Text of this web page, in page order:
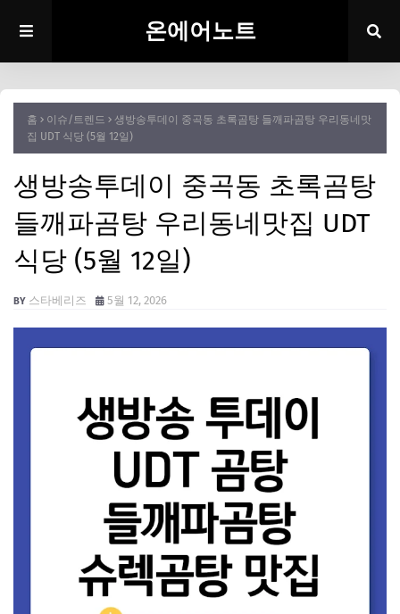
온에어노트
홈 이슈/트렌드
생방송투데이 중곡동 초록곰탕 들깨파곰탕 우리동네맛
집 UDT 식당 (5월 12일)
생방송투데이 중곡동 초록곰탕
들깨파곰탕 우리동네맛집 UDT
식당 (5월 12일)
스타베리즈 5월 12, 2026